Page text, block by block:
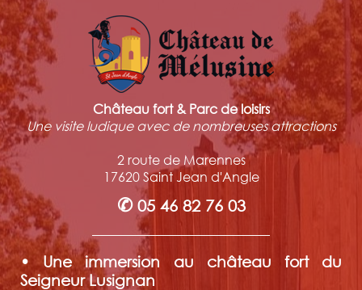
Château fort & Parc de loisirs
Une visite ludique avec de nombreuses attractions
2 route de Marennes
17620 Saint Jean d'Angle
✆ 05 46 82 76 03
• Une immersion au château fort du
Seigneur Lusignan